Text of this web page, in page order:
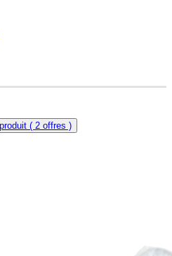
( 2 offres )